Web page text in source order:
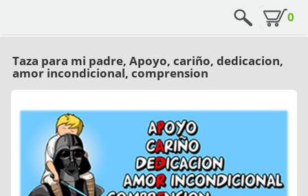
0
Taza para mi padre, Apoyo, cariño, dedicacion,
amor incondicional, comprension